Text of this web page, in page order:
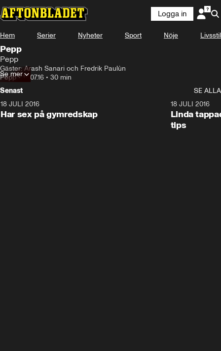
Logga in
Hem Serier Nyheter Sport Nöje Livsstil
Pepp
Pepp
Gäster: Arash Sanari och Fredrik Paulùn
Pepp•18.07.16 • 30 min
Se mer
Senast
SE ALLA
18 JULI 2016
Har sex på gymredskap
18 JULI 2016
Linda
tips